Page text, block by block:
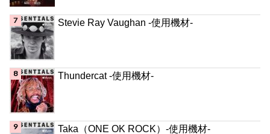
Stevie Ray Vaughan -使用機材-
Thundercat -使用機材-
Taka（ONE OK ROCK）-使用機材-